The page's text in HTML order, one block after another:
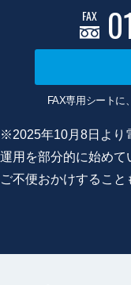
FAX
FAX専用シートに
※2025年10月8日より
運用を部分的に始めて
ご不便おかけすること